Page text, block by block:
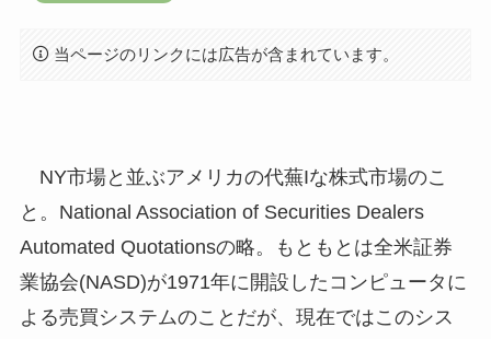
当ページのリンクには広告が含まれています。
NY市場と並ぶアメリカの代蕪Iな株式市場のこ
と。National Association of Securities Dealers
Automated Quotationsの略。もともとは全米証券
業協会(NASD)が1971年に開設したコンピュータに
よる売買システムのことだが、現在ではこのシス